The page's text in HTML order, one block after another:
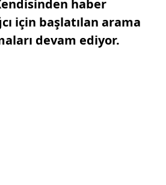
haber
için başlatılan arama
devam ediyor.